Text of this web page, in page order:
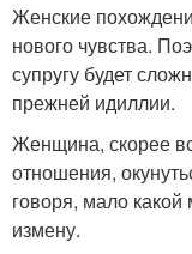
Женские
нового чувства.
супругу будет
прежней идиллии.
Женщина, скорее
отношения,
говоря, мало
измену.